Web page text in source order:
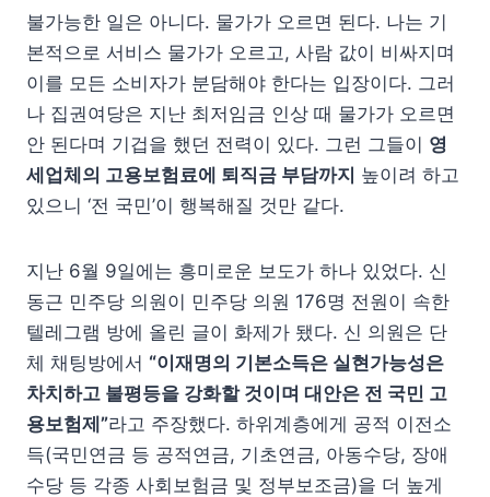
불가능한 일은 아니다. 물가가 오르면 된다. 나는 기
본적으로 서비스 물가가 오르고, 사람 값이 비싸지며
이를 모든 소비자가 분담해야 한다는 입장이다. 그러
나 집권여당은 지난 최저임금 인상 때 물가가 오르면
안 된다며 기겁을 했던 전력이 있다. 그런 그들이 영
세업체의 고용보험료에 퇴직금 부담까지 높이려 하고
있으니 ‘전 국민’이 행복해질 것만 같다.
지난 6월 9일에는 흥미로운 보도가 하나 있었다. 신
동근 민주당 의원이 민주당 의원 176명 전원이 속한
텔레그램 방에 올린 글이 화제가 됐다. 신 의원은 단
체 채팅방에서 “이재명의 기본소득은 실현가능성은
차치하고 불평등을 강화할 것이며 대안은 전 국민 고
용보험제”라고 주장했다. 하위계층에게 공적 이전소
득(국민연금 등 공적연금, 기초연금, 아동수당, 장애
수당 등 각종 사회보험금 및 정부보조금)을 더 높게